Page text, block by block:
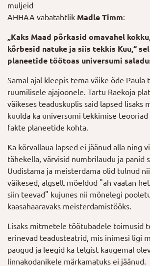
muljeid
AHHAA vabatahtlik Madle Timm:
„Kaks Maad põrkasid omavahel
kõrbesid natuke ja siis tekkis Kuu,“
planeetide töötoas universumi
Samal ajal kleepis tema väike õde Paula
ruumilisele ajajoonele. Tartu Raekoja
väikeses teaduskuplis said lapsed lisaks
kuulda ka universumi tekkimise
fakte planeetide kohta.
Ka kõrvallaua lapsed ei jäänud alla ning
tähekella, värvisid numbrilaudu ja panid
Uudistama ja meisterdama olid tulnud
väikesed, algselt mõeldud "ah vaatan
siin teevad" kujunes nii mõnelegi
kaasahaaravaks meisterdamistööks.
Lisaks mitmetele töötubadele toimusid
erinevad teadusteatrid, mis inimesi ligi
paugud ja leegid ka telgist kaugemal
linnakodanikele märkamatuks ei jäänud.